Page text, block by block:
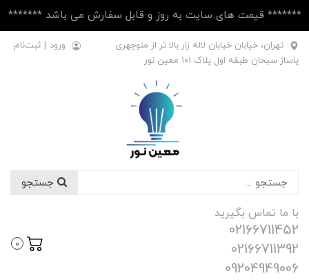
******* قیمت های سایت به روز و قابل سفارش می باشد *******
تهران، خیابان خیابان لاله زار بالا تر از منوچهری
پاساژ سبحان طبقه اول پلاک ۱۰1 معین نور
ورود | ثبت‌نام
با ما تماس بگیرید
02166711452
02166711392
09204949006
0